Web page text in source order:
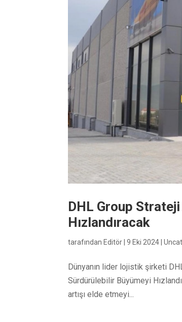
DHL Group
Hızlandıracak
tarafındanEditör|9 Eki 2024|
Dünyanın lider lojistik şirketi
Sürdürülebilir Büyümeyi
artışı elde etmeyi...